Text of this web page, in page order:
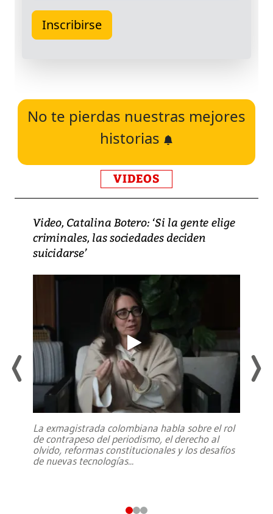
No te pierdas nuestras mejores
historias
VIDEOS
Video, Catalina Botero: ‘Si la gente elige
criminales, las sociedades deciden
suicidarse’
La exmagistrada colombiana habla sobre el rol
de contrapeso del periodismo, el derecho al
olvido, reformas constitucionales y los desafíos
de nuevas tecnologías...